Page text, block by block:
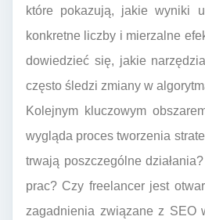
które pokazują, jakie wyniki
konkretne liczby i mierzalne
dowiedzieć się, jakie
często śledzi zmiany w
Kolejnym kluczowym
wygląda proces tworzenia
trwają poszczególne
prac? Czy freelancer jest
zagadnienia związane z SEO